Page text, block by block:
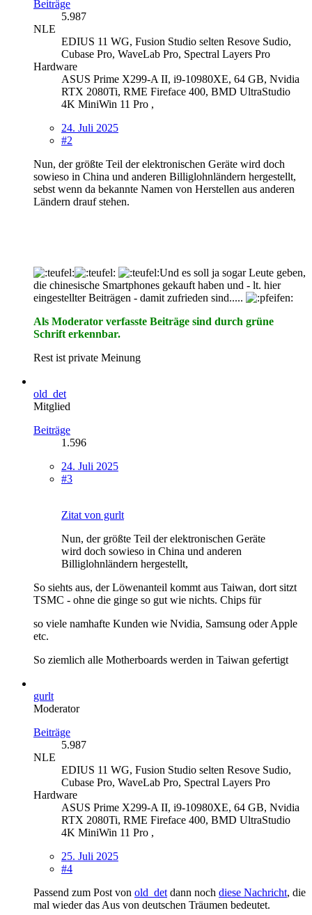
Beiträge
5.987
NLE
EDIUS 11 WG, Fusion Studio selten Resove Sudio,
Cubase Pro, WaveLab Pro, Spectral Layers Pro
Hardware
ASUS Prime X299-A II, i9-10980XE, 64 GB, Nvidia
RTX 2080Ti, RME Fireface 400, BMD UltraStudio
4K MiniWin 11 Pro ,
24. Juli 2025
#2
Nun, der größte Teil der elektronischen Geräte wird doch
sowieso in China und anderen Billiglohnländern hergestellt,
sebst wenn da bekannte Namen von Herstellen aus anderen
Ländern drauf stehen.
Und es soll ja sogar Leute geben,
die chinesische Smartphones gekauft haben und - lt. hier
eingestellter Beiträgen - damit zufrieden sind.....
Als Moderator verfasste Beiträge sind durch grüne
Schrift erkennbar.
Rest ist private Meinung
old_det
Mitglied
Beiträge
1.596
24. Juli 2025
#3
Zitat von gurlt
Nun, der größte Teil der elektronischen Geräte
wird doch sowieso in China und anderen
Billiglohnländern hergestellt,
So siehts aus, der Löwenanteil kommt aus Taiwan, dort sitzt
TSMC - ohne die ginge so gut wie nichts. Chips für
so viele namhafte Kunden wie Nvidia, Samsung oder Apple
etc.
So ziemlich alle Motherboards werden in Taiwan gefertigt
gurlt
Moderator
Beiträge
5.987
NLE
EDIUS 11 WG, Fusion Studio selten Resove Sudio,
Cubase Pro, WaveLab Pro, Spectral Layers Pro
Hardware
ASUS Prime X299-A II, i9-10980XE, 64 GB, Nvidia
RTX 2080Ti, RME Fireface 400, BMD UltraStudio
4K MiniWin 11 Pro ,
25. Juli 2025
#4
Passend zum Post von old_det dann noch diese Nachricht, die
mal wieder das Aus von deutschen Träumen bedeutet.